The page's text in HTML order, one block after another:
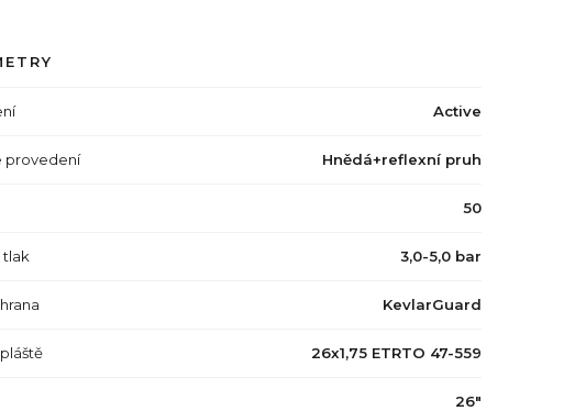
Active
provedení Hnědá+reflexní pruh
50
tlak 3,0-5,0 bar
KevlarGuard
26x1,75 ETRTO 47-559
26"